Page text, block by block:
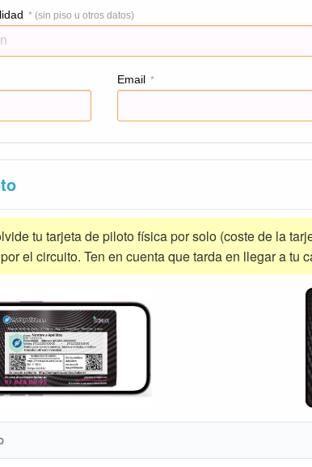
* (sin piso u otros datos)
Email *
tu tarjeta de piloto física por solo (coste de la
el circuito. Ten en cuenta que tarda en llegar a tu